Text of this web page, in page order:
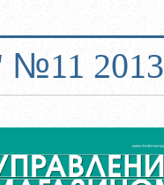
№11 2013